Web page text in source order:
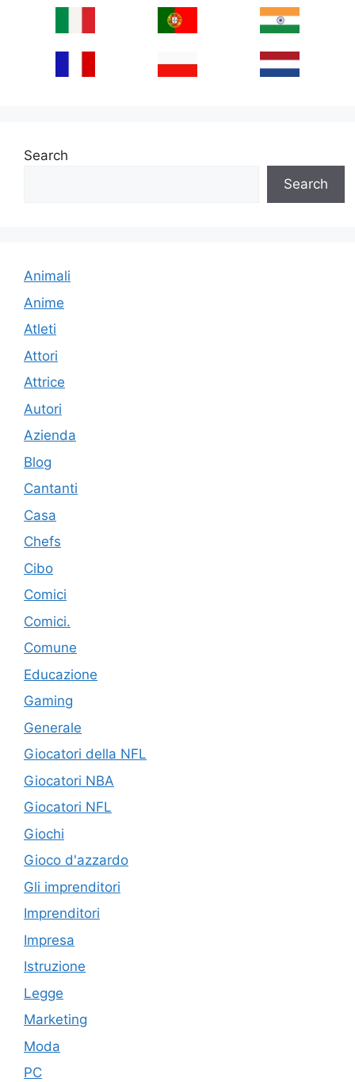
Search
Search
Animali
Anime
Atleti
Attori
Attrice
Autori
Azienda
Blog
Cantanti
Casa
Chefs
Cibo
Comici
Comici.
Comune
Educazione
Gaming
Generale
Giocatori della NFL
Giocatori NBA
Giocatori NFL
Giochi
Gioco d'azzardo
Gli imprenditori
Imprenditori
Impresa
Istruzione
Legge
Marketing
Moda
PC